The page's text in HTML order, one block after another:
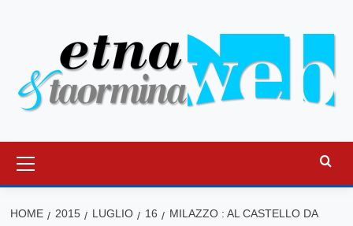
principale
HOME 2015 LUGLIO 16
MILAZZO : AL CASTELLO DA